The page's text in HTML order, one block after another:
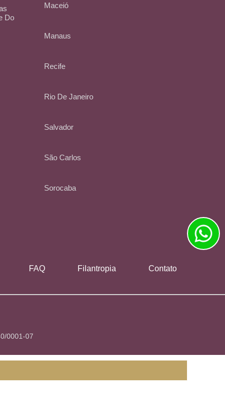
Do
Maceió
Manaus
Recife
Rio De Janeiro
Salvador
São Carlos
Sorocaba
FAQ Filantropia Contato
0001-07